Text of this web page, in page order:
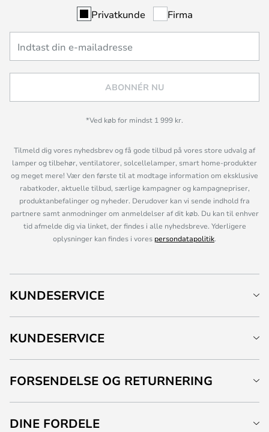
Privatkunde Firma
ABONNÉR NU
*Ved køb for mindst 1 999 kr.
Tilmeld dig vores nyhedsbrev og få gode tilbud på vores store udvalg af
lamper og tilbehør, ventilatorer, solcellelamper, smart home-produkter
og meget mere! Vær den første til at modtage information om eksklusive
rabatkoder, aktuelle tilbud, særlige kampagner og kampagnepriser,
produktanbefalinger og nyheder. Derudover kan vi sende indhold fra
partnere samt anmodninger om anmeldelser af dit køb. Du kan til enhver
tid afmelde dig via linket, der findes i alle nyhedsbreve. Yderligere
oplysninger kan findes i vores persondatapolitik.
KUNDESERVICE
KUNDESERVICE
FORSENDELSE OG RETURNERING
DINE FORDELE